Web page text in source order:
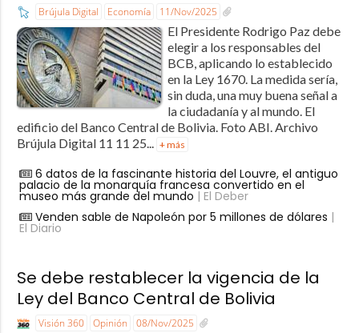
Brújula Digital Economía 11/Nov/2025
El Presidente Rodrigo Paz debe
elegir a los responsables del
BCB, aplicando lo establecido
en la Ley 1670. La medida sería,
sin duda, una muy buena señal a
la ciudadanía y al mundo. El
edificio del Banco Central de Bolivia. Foto ABI. Archivo
Brújula Digital 11 11 25... + más
6 datos de la fascinante historia del Louvre, el antiguo
palacio de la monarquía francesa convertido en el
museo más grande del mundo | El Deber
Venden sable de Napoleón por 5 millones de dólares |
El Diario
Se debe restablecer la vigencia de la
Ley del Banco Central de Bolivia
Visión 360 Opinión 08/Nov/2025